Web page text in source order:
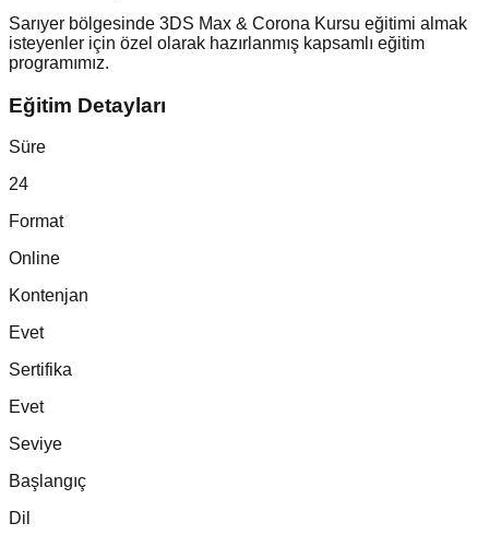
Sarıyer bölgesinde 3DS Max & Corona Kursu eğitimi almak
isteyenler için özel olarak hazırlanmış kapsamlı eğitim
programımız.
Eğitim Detayları
Süre
24
Format
Online
Kontenjan
Evet
Sertifika
Evet
Seviye
Başlangıç
Dil